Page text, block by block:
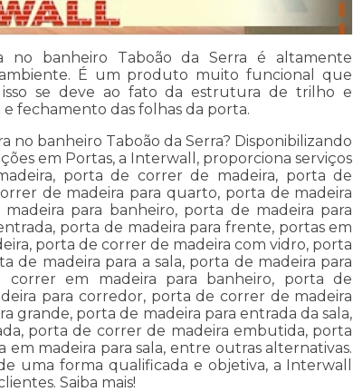
banheiro Taboão da Serra é altamente
É um produto muito funcional que
isso se deve ao fato da estrutura de trilho e
fechamento das folhas da porta.
no banheiro Taboão da Serra? Disponibilizando
em Portas, a Interwall, proporciona serviços
porta de correr de madeira, porta de
de madeira para quarto, porta de madeira
para banheiro, porta de madeira para
porta de madeira para frente, portas em
porta de correr de madeira com vidro, porta
de madeira para a sala, porta de madeira para
correr em madeira para banheiro, porta de
para corredor, porta de correr de madeira
grande, porta de madeira para entrada da sala,
porta de correr de madeira embutida, porta
madeira para sala, entre outras alternativas.
uma forma qualificada e objetiva, a Interwall
Saiba mais!